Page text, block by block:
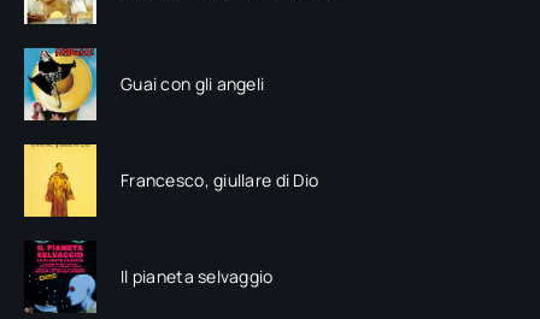
Guai con gli angeli
Francesco, giullare di Dio
Il pianeta selvaggio